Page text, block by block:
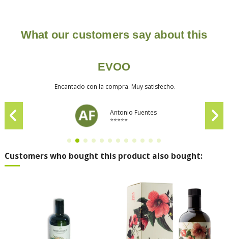
What our customers say about this
EVOO
Encantado con la compra. Muy satisfecho.
Antonio Fuentes
⭐⭐⭐⭐⭐
Customers who bought this product also bought: